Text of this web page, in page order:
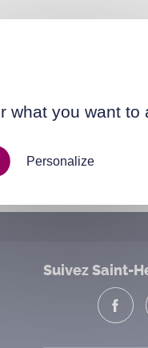
Suivez Saint-
what you want to
Personalize